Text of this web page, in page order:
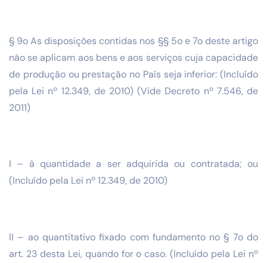
§ 9o As disposições contidas nos §§ 5o e 7o deste artigo
não se aplicam aos bens e aos serviços cuja capacidade
de produção ou prestação no País seja inferior: (Incluído
pela Lei nº 12.349, de 2010) (Vide Decreto nº 7.546, de
2011)
I – à quantidade a ser adquirida ou contratada; ou
(Incluído pela Lei nº 12.349, de 2010)
II – ao quantitativo fixado com fundamento no § 7o do
art. 23 desta Lei, quando for o caso. (Incluído pela Lei nº